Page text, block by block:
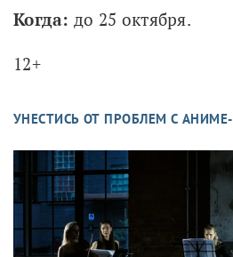
Когда: до 25 октября.
12+
УНЕСТИСЬ ОТ ПРОБЛЕМ С